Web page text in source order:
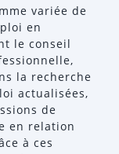
variée de
en
le conseil
la recherche
actualisées,
de
en relation
à ces